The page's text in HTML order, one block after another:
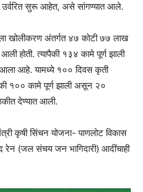
सुरू आहेत, असे सांगण्यात आले.
खोलीकरण अंतर्गत ४७ कोटी ७७ लाख
होती. त्यापैकी १३४ कामे पूर्ण झाली
आहे. यामध्ये १०० दिवस कृती
१०० कामे पूर्ण झाली असून २०
देण्यात आली.
कृषी सिंचन योजना- पाणलोट विकास
(जल संचय जन भागिदारी) आदींचाही